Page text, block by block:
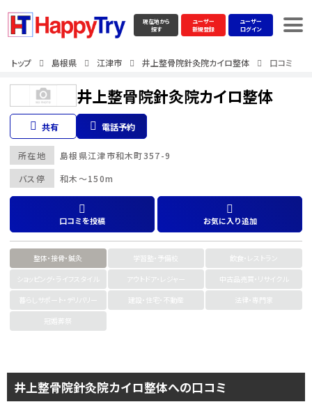
現在地から
探す
ユーザー
新規登録
ユーザー
ログイン
トップ 島根県 江津市 井上整骨院針灸院カイロ整体 口コミ
井上整骨院針灸院カイロ整体
共有 電話予約
バス停 和木～150m
所在地 島根県江津市和木町357-9
口コミを投稿 お気に入り追加
整体・接骨・鍼灸 学習塾・予備校
飲食・レストラン
ショッピング・ライフスタイル
アウトドア・レジャー
中古品売買・リサイクル
暮らしサポート・デリバリー
建設・住宅・不動産
法律・専門家
冠婚葬祭
井上整骨院針灸院カイロ整体への口コミ